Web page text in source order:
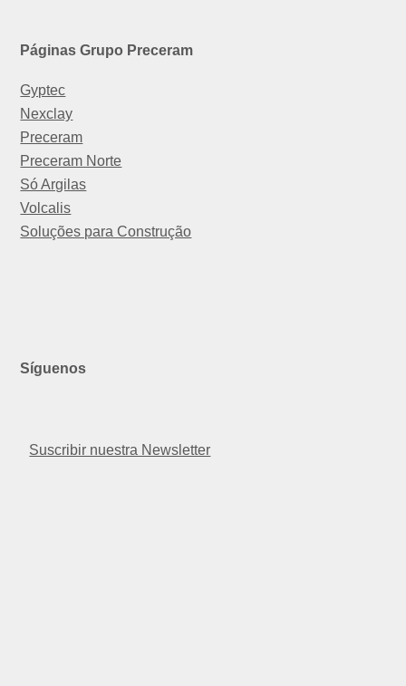
Páginas Grupo Preceram
Gyptec
Nexclay
Preceram
Preceram Norte
Só Argilas
Volcalis
Soluções para Construção
Síguenos
Suscribir nuestra Newsletter